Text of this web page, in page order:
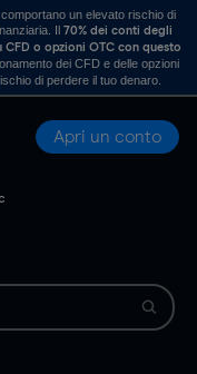
un elevato rischio di
Il70% dei conti degli
o opzioni OTC con questo
dei CFD e delle opzioni
di perdere il tuo denaro.
Apri un conto